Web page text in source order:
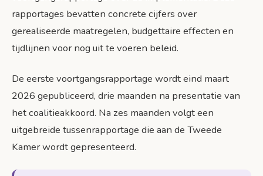
rapportages bevatten concrete cijfers over
gerealiseerde maatregelen, budgettaire effecten en
tijdlijnen voor nog uit te voeren beleid.
De eerste voortgangsrapportage wordt eind maart
2026 gepubliceerd, drie maanden na presentatie van
het coalitieakkoord. Na zes maanden volgt een
uitgebreide tussenrapportage die aan de Tweede
Kamer wordt gepresenteerd.